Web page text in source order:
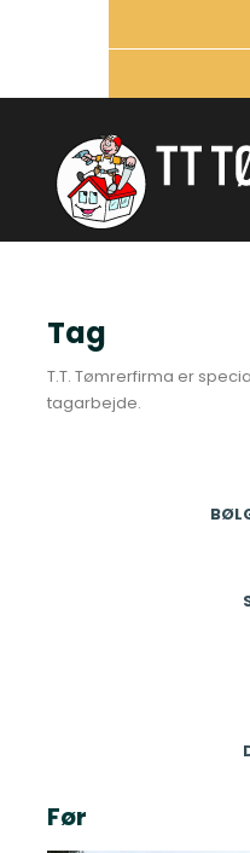
Tag​
​T.T. Tømrerfirma er
tagarbejde.​
Før